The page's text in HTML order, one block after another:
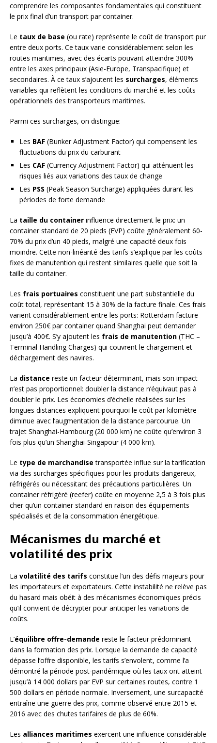
comprendre les composantes fondamentales qui constituent
le prix final d’un transport par container.
Le taux de base (ou rate) représente le coût de transport pur
entre deux ports. Ce taux varie considérablement selon les
routes maritimes, avec des écarts pouvant atteindre 300%
entre les axes principaux (Asie-Europe, Transpacifique) et
secondaires. À ce taux s’ajoutent les surcharges, éléments
variables qui reflètent les conditions du marché et les coûts
opérationnels des transporteurs maritimes.
Parmi ces surcharges, on distingue:
Les BAF (Bunker Adjustment Factor) qui compensent les
fluctuations du prix du carburant
Les CAF (Currency Adjustment Factor) qui atténuent les
risques liés aux variations des taux de change
Les PSS (Peak Season Surcharge) appliquées durant les
périodes de forte demande
La taille du container influence directement le prix: un
container standard de 20 pieds (EVP) coûte généralement 60-
70% du prix d’un 40 pieds, malgré une capacité deux fois
moindre. Cette non-linéarité des tarifs s’explique par les coûts
fixes de manutention qui restent similaires quelle que soit la
taille du container.
Les frais portuaires constituent une part substantielle du
coût total, représentant 15 à 30% de la facture finale. Ces frais
varient considérablement entre les ports: Rotterdam facture
environ 250€ par container quand Shanghai peut demander
jusqu’à 400€. S’y ajoutent les frais de manutention (THC –
Terminal Handling Charges) qui couvrent le chargement et
déchargement des navires.
La distance reste un facteur déterminant, mais son impact
n’est pas proportionnel: doubler la distance n’équivaut pas à
doubler le prix. Les économies d’échelle réalisées sur les
longues distances expliquent pourquoi le coût par kilomètre
diminue avec l’augmentation de la distance parcourue. Un
trajet Shanghai-Hambourg (20 000 km) ne coûte qu’environ 3
fois plus qu’un Shanghai-Singapour (4 000 km).
Le type de marchandise transportée influe sur la tarification
via des surcharges spécifiques pour les produits dangereux,
réfrigérés ou nécessitant des précautions particulières. Un
container réfrigéré (reefer) coûte en moyenne 2,5 à 3 fois plus
cher qu’un container standard en raison des équipements
spécialisés et de la consommation énergétique.
Mécanismes du marché et
volatilité des prix
La volatilité des tarifs constitue l’un des défis majeurs pour
les importateurs et exportateurs. Cette instabilité ne relève pas
du hasard mais obéit à des mécanismes économiques précis
qu’il convient de décrypter pour anticiper les variations de
coûts.
L’équilibre offre-demande reste le facteur prédominant
dans la formation des prix. Lorsque la demande de capacité
dépasse l’offre disponible, les tarifs s’envolent, comme l’a
démontré la période post-pandémique où les taux ont atteint
jusqu’à 14 000 dollars par EVP sur certaines routes, contre 1
500 dollars en période normale. Inversement, une surcapacité
entraîne une guerre des prix, comme observé entre 2015 et
2016 avec des chutes tarifaires de plus de 60%.
Les alliances maritimes exercent une influence considérable